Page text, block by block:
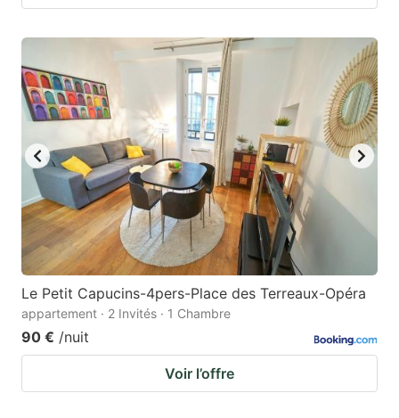
Le Petit Capucins-4pers-Place des Terreaux-Opéra
appartement · 2 Invités · 1 Chambre
90 € /nuit
Voir l’offre